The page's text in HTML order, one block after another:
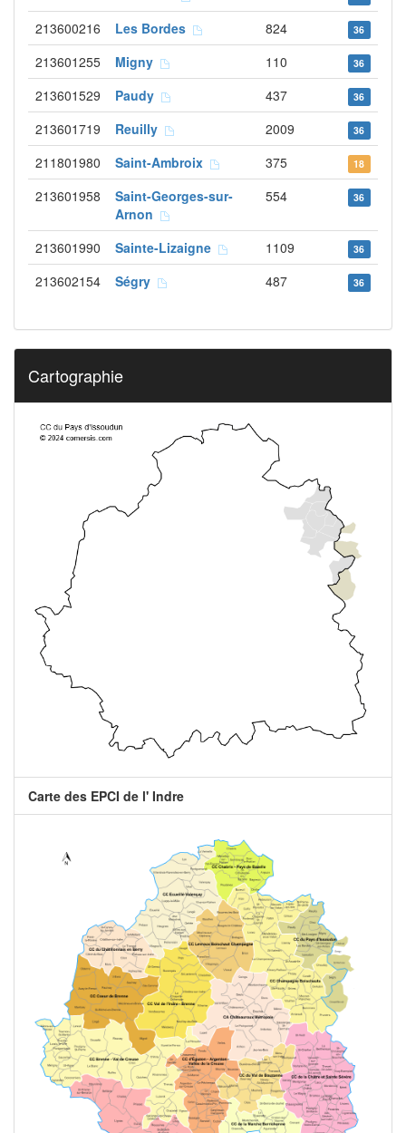
213600216 Les Bordes 824 36
213601255 Migny 110 36
213601529 Paudy 437 36
213601719 Reuilly 2009 36
211801980 Saint-Ambroix 375 18
213601958
Saint-Georges-sur-
Arnon
554 36
213601990 Sainte-Lizaigne 1109 36
213602154 Ségry 487 36
Cartographie
Carte des EPCI de l' Indre